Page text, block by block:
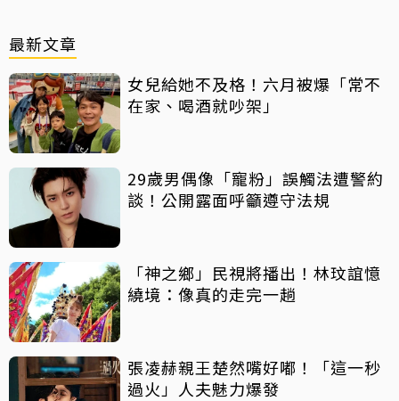
最新文章
女兒給她不及格！六月被爆「常不
在家、喝酒就吵架」
29歲男偶像「寵粉」誤觸法遭警約
談！公開露面呼籲遵守法規
「神之鄉」民視將播出！林玟誼憶
繞境：像真的走完一趟
張凌赫親王楚然嘴好嘟！「這一秒
過火」人夫魅力爆發